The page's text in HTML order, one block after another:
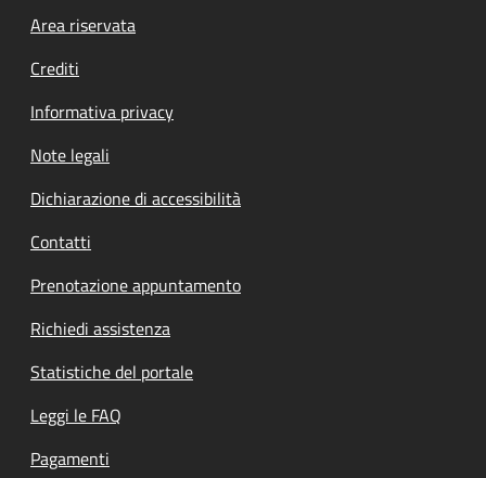
Footer menu
Area riservata
Crediti
Informativa privacy
Note legali
Dichiarazione di accessibilità
Contatti
Prenotazione appuntamento
Richiedi assistenza
Statistiche del portale
Leggi le FAQ
Pagamenti